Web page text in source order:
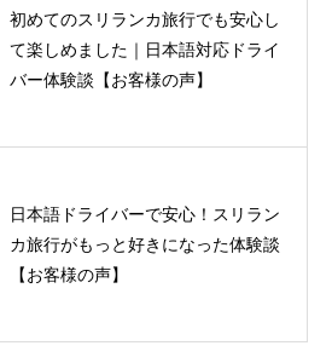
初めてのスリランカ旅行でも安心し
て楽しめました｜日本語対応ドライ
バー体験談【お客様の声】
日本語ドライバーで安心！スリラン
カ旅行がもっと好きになった体験談
【お客様の声】